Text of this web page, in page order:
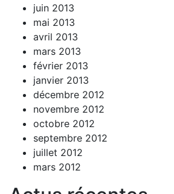
juin 2013
mai 2013
avril 2013
mars 2013
février 2013
janvier 2013
décembre 2012
novembre 2012
octobre 2012
septembre 2012
juillet 2012
mars 2012